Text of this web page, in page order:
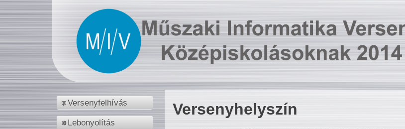
Versenyfelhívás
Lebonyolítás
Versenyhelyszín